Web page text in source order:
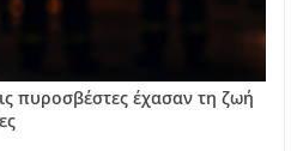
πυροσβέστες έχασαν τη ζωή